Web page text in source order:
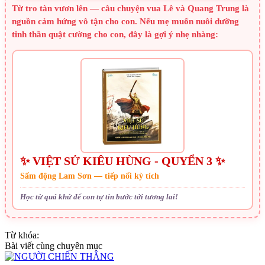
Từ tro tàn vươn lên — câu chuyện vua Lê và Quang Trung là
nguồn cảm hứng vô tận cho con. Nếu mẹ muốn nuôi dưỡng
tinh thần quật cường cho con, đây là gợi ý nhẹ nhàng:
✨ VIỆT SỬ KIÊU HÙNG - QUYỂN 3 ✨
Sấm động Lam Sơn — tiếp nối kỳ tích
Học từ quá khứ để con tự tin bước tới tương lai!
Từ khóa:
Bài viết cùng chuyên mục